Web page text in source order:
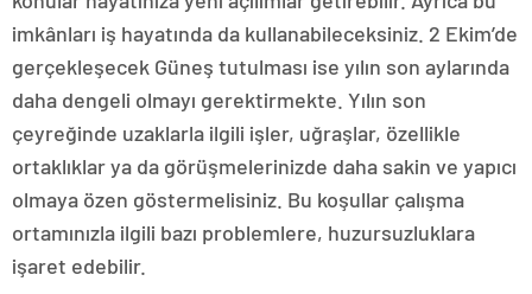
imkânları iş hayatında da kullanabileceksiniz. 2 Ekim’de
gerçekleşecek Güneş tutulması ise yılın son aylarında
daha dengeli olmayı gerektirmekte. Yılın son
çeyreğinde uzaklarla ilgili işler, uğraşlar, özellikle
ortaklıklar ya da görüşmelerinizde daha sakin ve yapıcı
olmaya özen göstermelisiniz. Bu koşullar çalışma
ortamınızla ilgili bazı problemlere, huzursuzluklara
işaret edebilir.